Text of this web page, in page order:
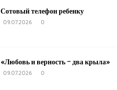
Сотовый телефон ребенку
09.07.2026 0
«Любовь и верность – два крыла»
09.07.2026 0